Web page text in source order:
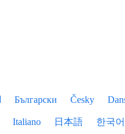
Български Česky
Italiano 日本語 한국어